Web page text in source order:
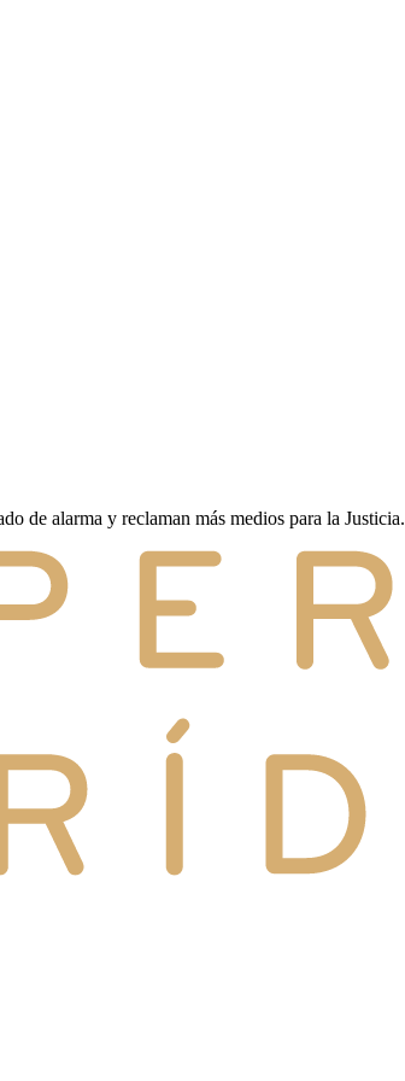
de alarma y reclaman más medios para la Justicia.